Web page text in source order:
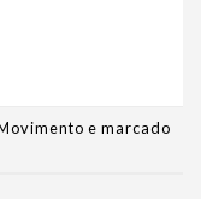
e marcado